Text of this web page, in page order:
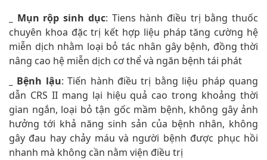
_ Mụn rộp sinh dục: Tiens hành điều trị bằng thuốc
chuyên khoa đặc trị kết hợp liệu pháp tăng cường hệ
miễn dịch nhằm loại bỏ tác nhân gây bệnh, đồng thời
nâng cao hệ miễn dịch cơ thể và ngăn bệnh tái phát
_ Bệnh lậu: Tiến hành điều trị bằng liệu pháp quang
dẫn CRS II mang lại hiệu quả cao trong khoảng thời
gian ngắn, loại bỏ tận gốc mầm bệnh, không gây ảnh
hưởng tới khả năng sinh sản của bệnh nhân, không
gây đau hay chảy máu và người bệnh được phục hồi
nhanh mà không cần nằm viện điều trị